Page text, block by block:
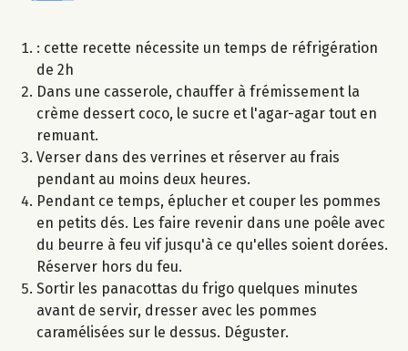
: cette recette nécessite un temps de réfrigération
de 2h
Dans une casserole, chauffer à frémissement la
crème dessert coco, le sucre et l'agar-agar tout en
remuant.
Verser dans des verrines et réserver au frais
pendant au moins deux heures.
Pendant ce temps, éplucher et couper les pommes
en petits dés. Les faire revenir dans une poêle avec
du beurre à feu vif jusqu'à ce qu'elles soient dorées.
Réserver hors du feu.
Sortir les panacottas du frigo quelques minutes
avant de servir, dresser avec les pommes
caramélisées sur le dessus. Déguster.